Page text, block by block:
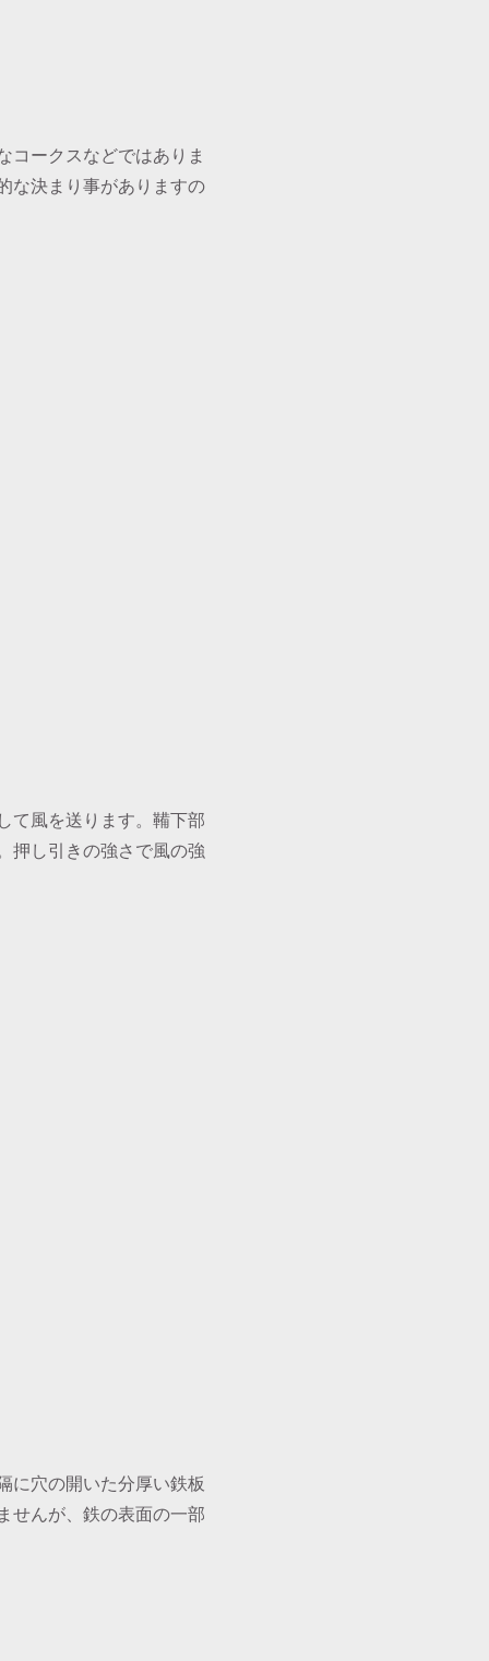
コークスなどではありま
な決まり事がありますの
て風を送ります。鞴下部
押し引きの強さで風の強
に穴の開いた分厚い鉄板
せんが、鉄の表面の一部